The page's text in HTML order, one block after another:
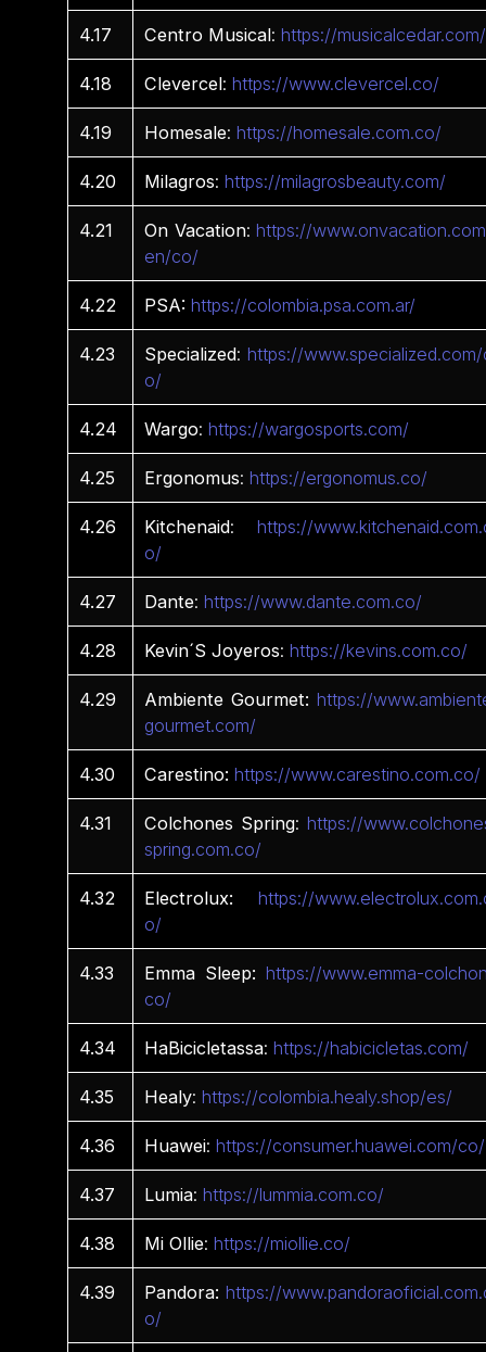
4.17 Centro Musical:https://musicalcedar.com/
4.18 Clevercel:https://www.clevercel.co/
4.19 Homesale:https://homesale.com.co/
4.20 Milagros:https://milagrosbeauty.com/
4.21 On Vacation:https://
en/co/
4.22 PSA: https://colombia.psa.com.ar/
4.23 Specialized:https://
o/
4.24 Wargo:https://wargosports.com/
4.25 Ergonomus:https://ergonomus.co/
4.26 Kitchenaid:https://
o/
4.27 Dante:https://www.dante.com.co/
4.28 Kevin´S Joyeros:https://kevins.com.co/
4.29 Ambiente Gourmet: https://
gourmet.com/
4.30 Carestino: https://www.carestino.com.co/
4.31 Colchones Spring:https://
spring.com.co/
4.32 Electrolux:
https://
o/
4.33 Emma Sleep:https://www.emma-
co/
4.34 HaBicicletassa:https://habicicletas.com/
4.35 Healy:https://colombia.healy.shop/es/
4.36 Huawei:https://consumer.huawei.com/co/
4.37 Lumia:https://lummia.com.co/
4.38 Mi Ollie:https://miollie.co/
4.39 Pandora: https://
o/